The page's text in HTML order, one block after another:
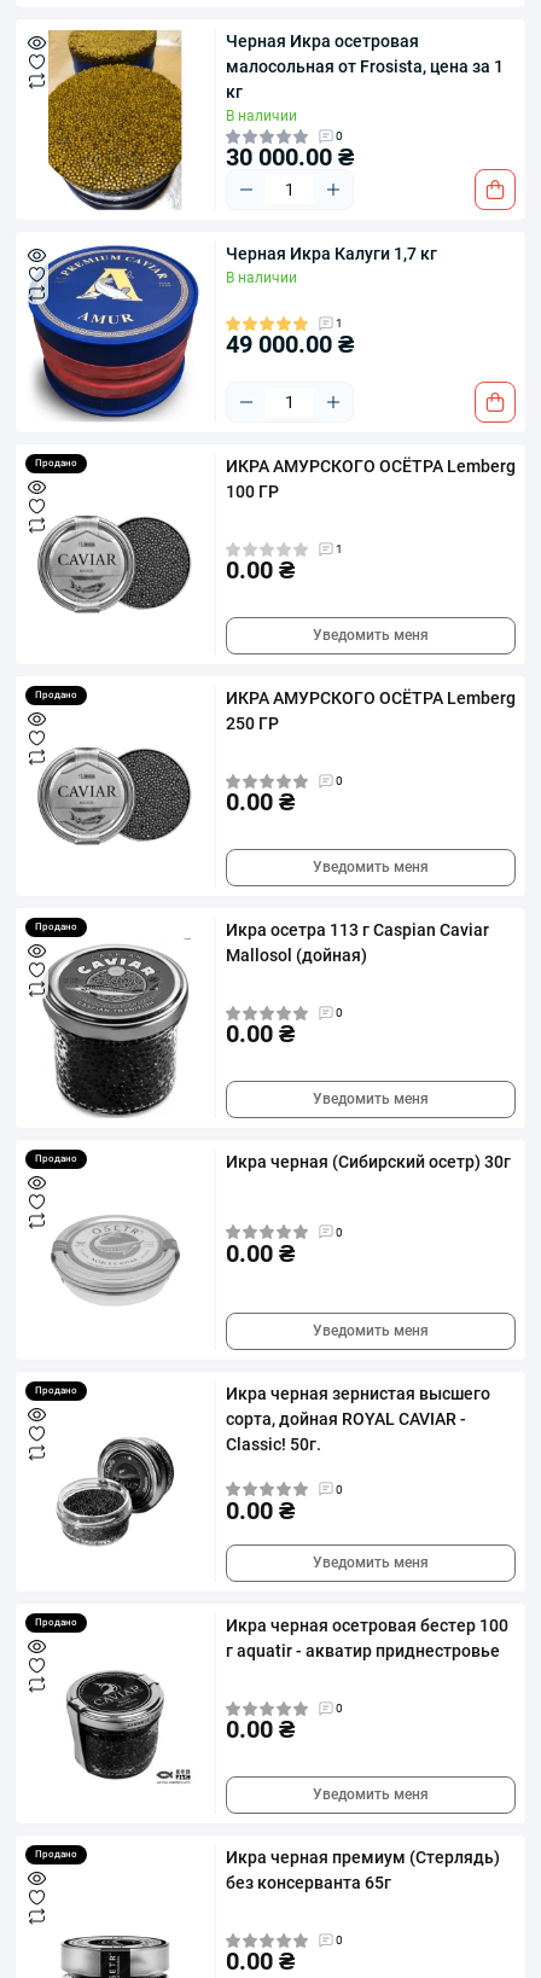
Черная Икра осетровая
малосольная от Frosista, цена за 1
кг
В наличии
0
30 000.00 ₴
Черная Икра Калуги 1,7 кг
В наличии
1
49 000.00 ₴
Продано
ИКРА АМУРСКОГО ОСЁТРА Lemberg
100 ГР
1
0.00 ₴
Уведомить меня
Продано
ИКРА АМУРСКОГО ОСЁТРА Lemberg
250 ГР
0
0.00 ₴
Уведомить меня
Продано
Икра осетра 113 г Caspian Caviar
Mallosol (дойная)
0
0.00 ₴
Уведомить меня
Продано Икра черная (Сибирский осетр) 30г
0
0.00 ₴
Уведомить меня
Продано
Икра черная зернистая высшего
сорта, дойная ROYAL CAVIAR -
Classic! 50г.
0
0.00 ₴
Уведомить меня
Продано
Икра черная осетровая бестер 100
г aquatir - акватир приднестровье
0
0.00 ₴
Уведомить меня
Продано
Икра черная премиум (Стерлядь)
без консерванта 65г
0
0.00 ₴